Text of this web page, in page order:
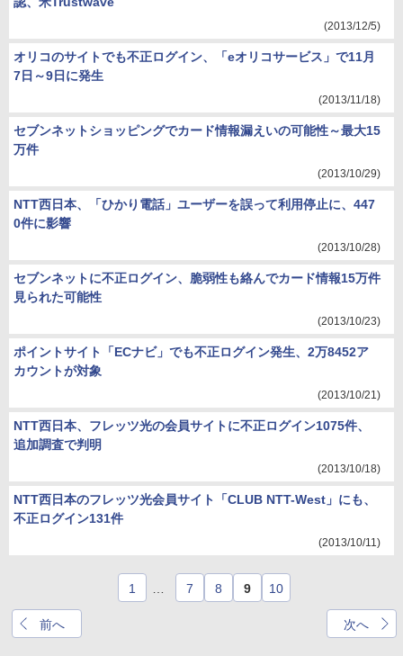
(2013/12/5)
オリコのサイトでも不正ログイン、「eオリコサービス」で11月
7日～9日に発生
(2013/11/18)
セブンネットショッピングでカード情報漏えいの可能性～最大15
万件
(2013/10/29)
NTT西日本、「ひかり電話」ユーザーを誤って利用停止に、447
0件に影響
(2013/10/28)
セブンネットに不正ログイン、脆弱性も絡んでカード情報15万件
見られた可能性
(2013/10/23)
ポイントサイト「ECナビ」でも不正ログイン発生、2万8452ア
カウントが対象
(2013/10/21)
NTT西日本、フレッツ光の会員サイトに不正ログイン1075件、
追加調査で判明
(2013/10/18)
NTT西日本のフレッツ光会員サイト「CLUB NTT-West」にも、
不正ログイン131件
(2013/10/11)
前へ
1 7 8 9 10
次へ